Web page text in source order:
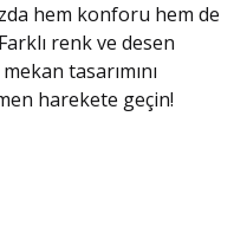
hem konforu hem de
renk ve desen
tasarımını
harekete geçin!